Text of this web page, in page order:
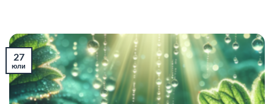
27
юли